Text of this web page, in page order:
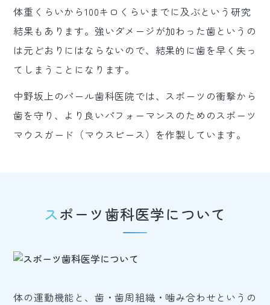
体重くらいから100キロくらいまでに及ぶという研究
結果もあります。強いダメージが加わった歯というの
は元どおりにはならないので、結果的に歯を早く失っ
てしまうことになります。
中野坂上のパール歯科医院では、スポーツの衝撃から
歯を守り、より良いパフォーマンスのためのスポーツ
マウスガード（マウスピース）を作製しています。
スポーツ歯科医学について
体の運動機能と、歯・歯周組織・噛み合わせというの